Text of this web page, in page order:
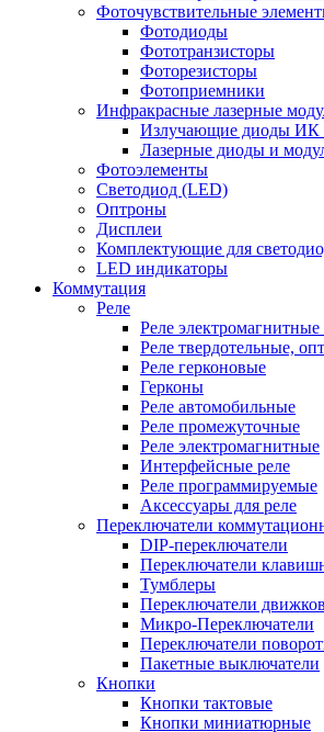
Фоточувствительные
Фотодиоды
Фототранзисторы
Фоторезисторы
Фотоприемники
Инфракрасные лазерные
Излучающие диоды ИК
Лазерные диоды и
Фотоэлементы
Светодиод (LED)
Оптроны
Дисплеи
Комплектующие для
LED индикаторы
Коммутация
Реле
Реле электромагнитные
Реле твердотельные,
Реле герконовые
Герконы
Реле автомобильные
Реле промежуточные
Реле электромагнитные
Интерфейсные реле
Реле программируемые
Аксессуары для реле
Переключатели
DIP-переключатели
Переключатели
Тумблеры
Переключатели
Микро-Переключатели
Переключатели
Пакетные выключатели
Кнопки
Кнопки тактовые
Кнопки миниатюрные